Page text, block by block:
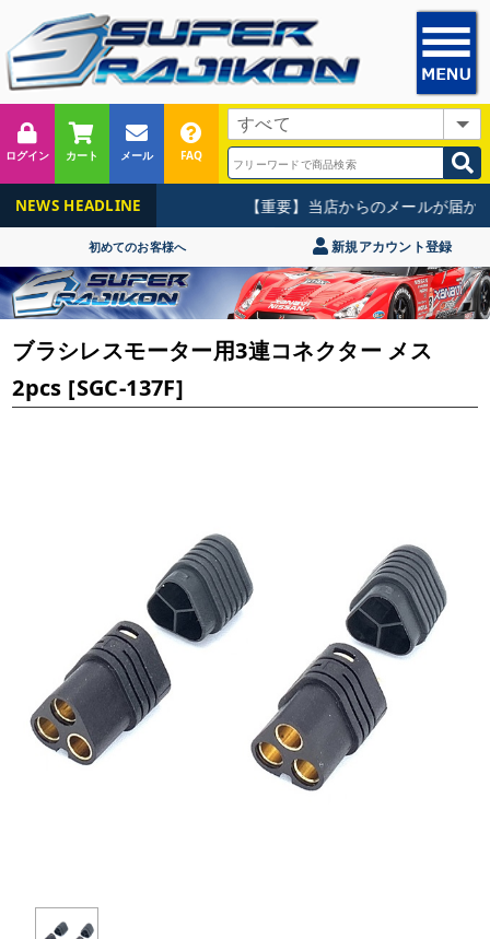
ログイン カート メール FAQ
NEWS HEADLINE 【重要】当店からのメールが届か
初めてのお客様へ 新規アカウント登録
ブラシレスモーター用3連コネクター メス
2pcs [SGC-137F]